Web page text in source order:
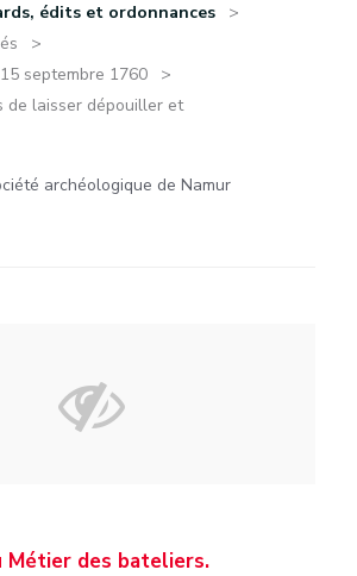
édits et ordonnances
septembre 1760
de laisser dépouiller et
archéologique de Namur
Métier des bateliers.